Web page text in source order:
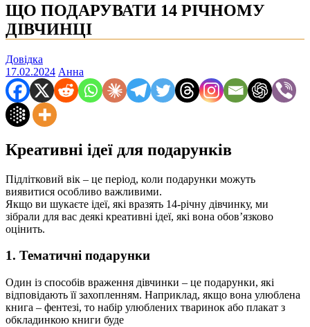
ЩО ПОДАРУВАТИ 14 РІЧНОМУ
ДІВЧИНЦІ
Довідка
17.02.2024 Анна
Креативні ідеї для подарунків
Підлітковий вік – це період, коли подарунки можуть
виявитися особливо важливими.
Якщо ви шукаєте ідеї, які вразять 14-річну дівчинку, ми
зібрали для вас деякі креативні ідеї, які вона обов’язково
оцінить.
1. Тематичні подарунки
Один із способів враження дівчинки – це подарунки, які
відповідають її захопленням. Наприклад, якщо вона улюблена
книга – фентезі, то набір улюблених тваринок або плакат з
обкладинкою книги буде